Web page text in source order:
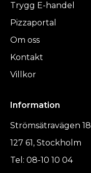
Trygg E-handel
Pizzaportal
Om oss
Kontakt
Villkor
Information
Strömsätravägen 18
127 61, Stockholm
Tel: 08-10 10 04